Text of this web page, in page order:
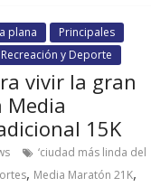
plana
Principales
y Deporte
vivir la gran
Media
15K
‘ciudad más linda del
, Media Maratón 21K,